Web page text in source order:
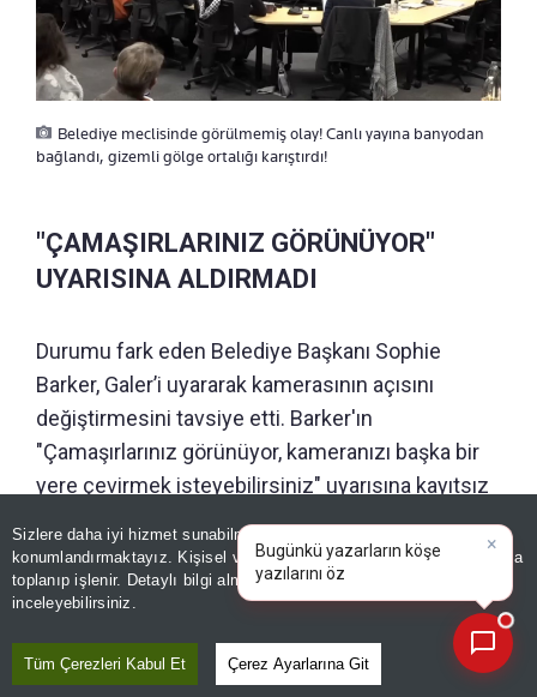
Sizlere daha iyi hizmet sunabilmek adına sitemizde
konumlandırmaktayız. Kişisel verileriniz, KVKK ve GDPR kapsamında
toplanıp işlenir. Detaylı bilgi almak içinAydınlatma Metnimizi
inceleyebilirsiniz.
Tüm Çerezleri Kabul Et Çerez Ayarlarına Git
Belediye meclisinde görülmemiş olay! Canlı yayına banyodan
bağlandı, gizemli gölge ortalığı karıştırdı!
"ÇAMAŞIRLARINIZ GÖRÜNÜYOR"
UYARISINA ALDIRMADI
Durumu fark eden Belediye Başkanı Sophie
Barker, Galer’i uyararak kamerasının açısını
değiştirmesini tavsiye etti. Barker'ın
"Çamaşırlarınız görünüyor, kameranızı başka bir
yere çevirmek isteyebilirsiniz" uyarısına kayıtsız
kalan meclis üyesi, "Harika, çamaşırlarımı da beni
de görebiliyorsunuz. Hiç sorun yok" cevabını
verdi.
Galer, arka plandaki çamaşırlar canlı yayında
görünmeye devam ederken istifini bozmayarak
×
Bugünkü yazarların köşe
yazılarını özetleyin!